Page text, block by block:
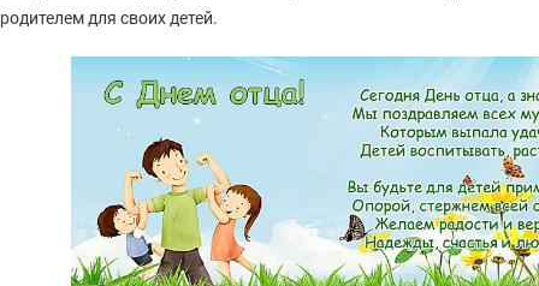
родителем для своих детей.